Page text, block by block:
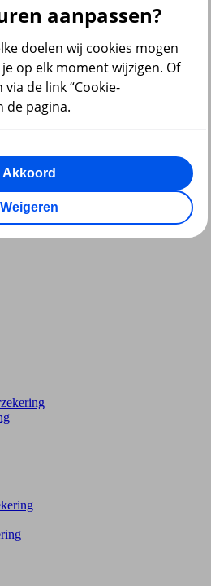
aanpassen?
doelen wij cookies mogen
op elk moment wijzigen. Of
de link “Cookie-
de pagina.
Akkoord
Weigeren